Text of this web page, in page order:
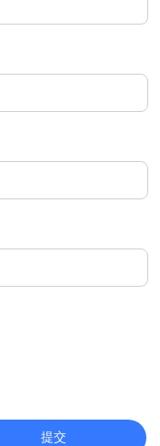
提交